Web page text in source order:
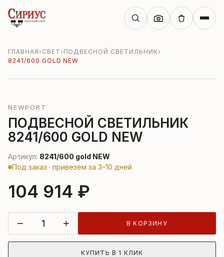
ГЛАВНАЯ› СВЕТ› ПОДВЕСНОЙ СВЕТИЛЬНИК›
8241/600 GOLD NEW
NEWPORT
ПОДВЕСНОЙ СВЕТИЛЬНИК
8241/600 GOLD NEW
Артикул: 8241/600 gold NEW
Под заказ · привезём за 3–10 дней
104 914 ₽
− + В КОРЗИНУ
КУПИТЬ В 1 КЛИК